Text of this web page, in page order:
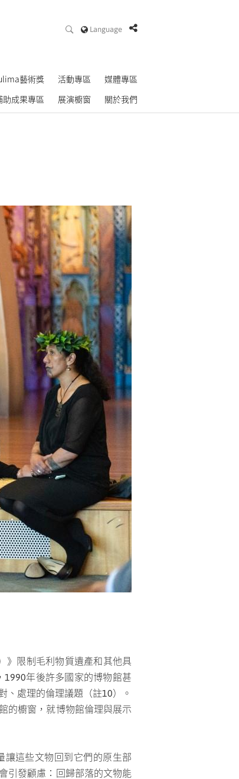
Language
藝術獎 活動專區
媒體專區
成果專區
展演櫥窗 關於我們
》限制毛利物質遺產和其他具
年後許多國家的博物館甚
、處理的倫理議題（註10）。
的櫥窗，就博物館倫理與展示
讓這些文物回到它們的原生部
引發顧慮：回歸部落的文物能